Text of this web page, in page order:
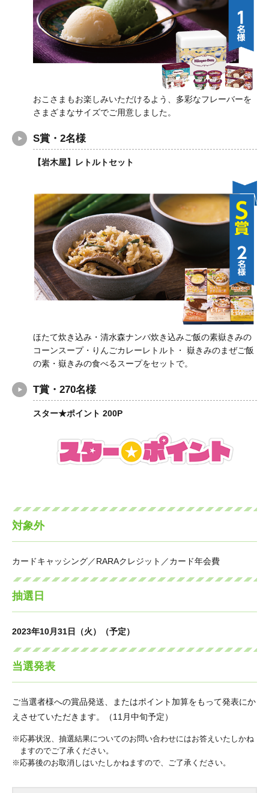
おこさまもお楽しみいただけるよう、多彩なフレーバーを
さまざまなサイズでご用意しました。
S賞・2名様
【岩木屋】レトルトセット
ほたて炊き込み・清水森ナンバ炊き込みご飯の素嶽きみの
コーンスープ・りんごカレーレトルト・ 嶽きみのまぜご飯
の素・嶽きみの食べるスープをセットで。
T賞・270名様
スター★ポイント 200P
対象外
カードキャッシング／RARAクレジット／カード年会費
抽選日
2023年10月31日（火）（予定）
当選発表
ご当選者様への賞品発送、またはポイント加算をもって発表にか
えさせていただきます。（11月中旬予定）
応募状況、抽選結果についてのお問い合わせにはお答えいたしかね
ますのでご了承ください。
応募後のお取消しはいたしかねますので、ご了承ください。